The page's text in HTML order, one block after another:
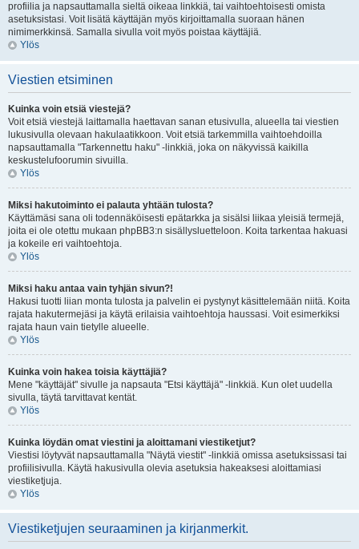
profiilia ja napsauttamalla sieltä oikeaa linkkiä, tai vaihtoehtoisesti omista
asetuksistasi. Voit lisätä käyttäjän myös kirjoittamalla suoraan hänen
nimimerkkinsä. Samalla sivulla voit myös poistaa käyttäjiä.
Ylös
Viestien etsiminen
Kuinka voin etsiä viestejä?
Voit etsiä viestejä laittamalla haettavan sanan etusivulla, alueella tai viestien
lukusivulla olevaan hakulaatikkoon. Voit etsiä tarkemmilla vaihtoehdoilla
napsauttamalla "Tarkennettu haku" -linkkiä, joka on näkyvissä kaikilla
keskustelufoorumin sivuilla.
Ylös
Miksi hakutoiminto ei palauta yhtään tulosta?
Käyttämäsi sana oli todennäköisesti epätarkka ja sisälsi liikaa yleisiä termejä,
joita ei ole otettu mukaan phpBB3:n sisällysluetteloon. Koita tarkentaa hakuasi
ja kokeile eri vaihtoehtoja.
Ylös
Miksi haku antaa vain tyhjän sivun?!
Hakusi tuotti liian monta tulosta ja palvelin ei pystynyt käsittelemään niitä. Koita
rajata hakutermejäsi ja käytä erilaisia vaihtoehtoja haussasi. Voit esimerkiksi
rajata haun vain tietylle alueelle.
Ylös
Kuinka voin hakea toisia käyttäjiä?
Mene "käyttäjät" sivulle ja napsauta "Etsi käyttäjä" -linkkiä. Kun olet uudella
sivulla, täytä tarvittavat kentät.
Ylös
Kuinka löydän omat viestini ja aloittamani viestiketjut?
Viestisi löytyvät napsauttamalla "Näytä viestit" -linkkiä omissa asetuksissasi tai
profiilisivulla. Käytä hakusivulla olevia asetuksia hakeaksesi aloittamiasi
viestiketjuja.
Ylös
Viestiketjujen seuraaminen ja kirjanmerkit.